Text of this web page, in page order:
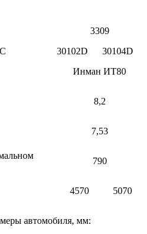
3309
30102D
30104D
Инман ИТ80
8,2
7,53
790
4570 5070
автомобиля, мм: